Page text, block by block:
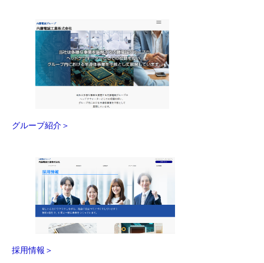
グループ紹介＞
採用情報＞